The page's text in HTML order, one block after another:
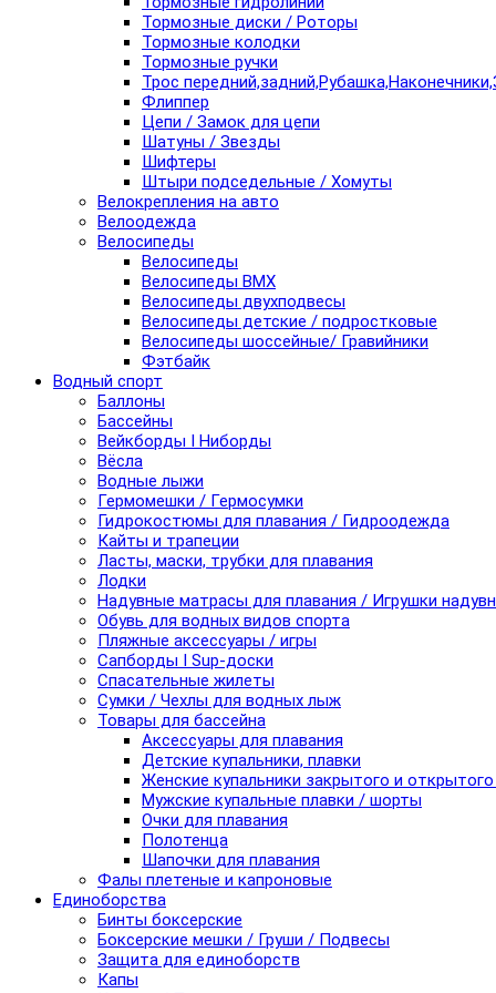
Тормозные диски / Роторы
Тормозные колодки
Тормозные ручки
Трос
Флиппер
Цепи / Замок для цепи
Шатуны / Звезды
Шифтеры
Штыри подседельные / Хомуты
Велокрепления на авто
Велоодежда
Велосипеды
Велосипеды
Велосипеды BMX
Велосипеды двухподвесы
Велосипеды детские / подростковые
Велосипеды шоссейные/ Гравийники
Фэтбайк
Водный спорт
Баллоны
Бассейны
Вейкборды I Ниборды
Вёсла
Водные лыжи
Гермомешки / Гермосумки
Гидрокостюмы для плавания / Гидроодежда
Кайты и трапеции
Ласты, маски, трубки для плавания
Лодки
Надувные матрасы для плавания / Игрушки
Обувь для водных видов спорта
Пляжные аксессуары / игры
Сапборды I Sup-доски
Спасательные жилеты
Сумки / Чехлы для водных лыж
Товары для бассейна
Аксессуары для плавания
Детские купальники, плавки
Женские купальники закрытого и
Мужские купальные плавки / шорты
Очки для плавания
Полотенца
Шапочки для плавания
Фалы плетеные и капроновые
Единоборства
Бинты боксерские
Боксерские мешки / Груши / Подвесы
Защита для единоборств
Капы